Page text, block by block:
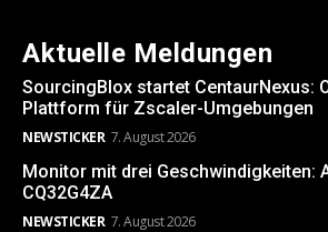
Aktuelle Meldungen
SourcingBlox startet CentaurNexus:
Plattform für Zscaler-Umgebungen
NEWSTICKER 7. August 2026
Monitor mit drei Geschwindigkeiten:
CQ32G4ZA
NEWSTICKER 7. August 2026